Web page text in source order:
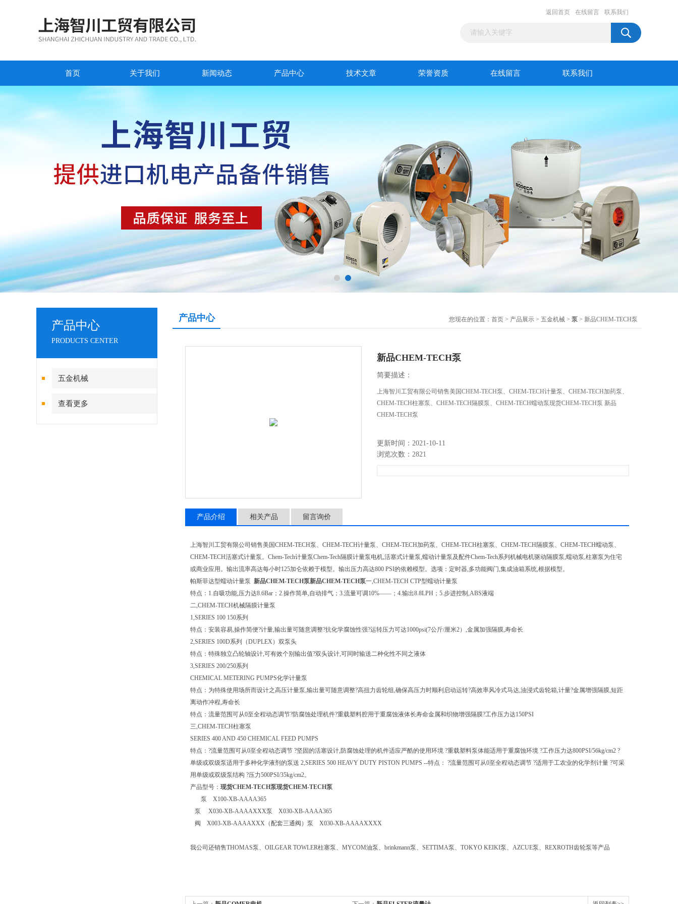
返回首页 在线留言 联系我们
首页 关于我们 新闻动态 产品中心 技术文章 荣誉资质 在线留言 联系我们
产品中心
PRODUCTS CENTER
五金机械
查看更多
产品中心 您现在的位置： 首页 > 产品展示 > 五金机械 > 泵 > 新品CHEM-TECH泵
新品CHEM-TECH泵
简要描述：
上海智川工贸有限公司销售美国CHEM-TECH泵、CHEM-TECH计量泵、CHEM-TECH加药泵、
CHEM-TECH柱塞泵、CHEM-TECH隔膜泵、CHEM-TECH蠕动泵现货CHEM-TECH泵 新品
CHEM-TECH泵
更新时间：2021-10-11
浏览次数：2821
产品介绍 相关产品 留言询价
上海智川工贸有限公司销售美国CHEM-TECH泵、CHEM-TECH计量泵、CHEM-TECH加药泵、CHEM-TECH柱塞泵、CHEM-TECH隔膜泵、CHEM-TECH蠕动泵、
CHEM-TECH活塞式计量泵。Chem-Tech计量泵Chem-Tech隔膜计量泵电机,活塞式计量泵,蠕动计量泵及配件Chem-Tech系列机械电机驱动隔膜泵,蠕动泵,柱塞泵为住宅
或商业应用。输出流率高达每小时125加仑依赖于模型。输出压力高达800 PSI的依赖模型。选项：定时器,多功能阀门,集成油箱系统,根据模型。
帕斯菲达型蠕动计量泵 新品CHEM-TECH泵新品CHEM-TECH泵一,CHEM-TECH CTP型蠕动计量泵
特点：1.自吸功能,压力达8.6Bar；2.操作简单,自动排气；3.流量可调10%——；4.输出8.8LPH；5.步进控制,ABS液端
二,CHEM-TECH机械隔膜计量泵
1,SERIES 100 150系列
特点：安装容易,操作简便?计量,输出量可随意调整?抗化学腐蚀性强?运转压力可达1000psi(7公斤/厘米2）,金属加强隔膜,寿命长
2,SERIES 100D系列（DUPLEX）双泵头
特点：特殊独立凸轮轴设计,可有效个别输出值?双头设计,可同时输送二种化性不同之液体
3,SERIES 200/250系列
CHEMICAL METERING PUMPS化学计量泵
特点：为特殊使用场所而设计之高压计量泵,输出量可随意调整?高扭力齿轮组,确保高压力时顺利启动运转?高效率风冷式马达,油浸式齿轮箱,计量?金属增强隔膜,短距
离动作冲程,寿命长
特点：流量范围可从0至全程动态调节?防腐蚀处理机件?重载塑料腔用于重腐蚀液体长寿命金属和织物增强隔膜?工作压力达150PSI
三,CHEM-TECH柱塞泵
SERIES 400 AND 450 CHEMICAL FEED PUMPS
特点：?流量范围可从0至全程动态调节 ?坚固的活塞设计,防腐蚀处理的机件适应严酷的使用环境 ?重载塑料泵体能适用于重腐蚀环境 ?工作压力达800PSI/56kg/cm2 ?
单级或双级泵适用于多种化学液剂的泵送 2,SERIES 500 HEAVY DUTY PISTON PUMPS --特点： ?流量范围可从0至全程动态调节 ?适用于工农业的化学剂计量 ?可采
用单级或双级泵结构 ?压力500PSI/35kg/cm2。
产品型号： 现货CHEM-TECH泵现货CHEM-TECH泵
泵 X100-XB-AAAA365
泵 X030-XB-AAAAXXX泵 X030-XB-AAAA365
阀 X003-XB-AAAAXXX（配套三通阀）泵 X030-XB-AAAAXXXX
我公司还销售THOMAS泵、OILGEAR TOWLER柱塞泵、MYCOM油泵、brinkmann泵、SETTIMA泵、TOKYO KEIKI泵、AZCUE泵、REXROTH齿轮泵等产品